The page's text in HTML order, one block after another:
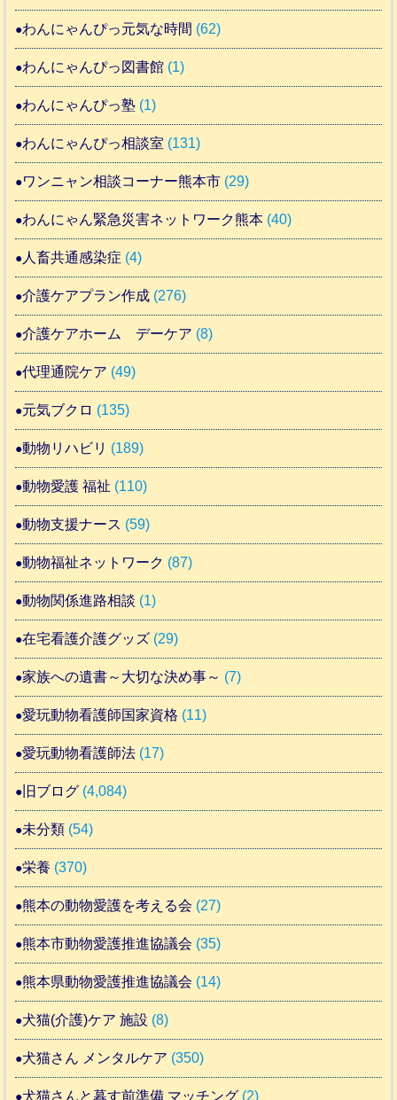
わんにゃんぴっ元気な時間 (62)
わんにゃんぴっ図書館 (1)
わんにゃんぴっ塾 (1)
わんにゃんぴっ相談室 (131)
ワンニャン相談コーナー熊本市 (29)
わんにゃん緊急災害ネットワーク熊本 (40)
人畜共通感染症 (4)
介護ケアプラン作成 (276)
介護ケアホーム デーケア (8)
代理通院ケア (49)
元気ブクロ (135)
動物リハビリ (189)
動物愛護 福祉 (110)
動物支援ナース (59)
動物福祉ネットワーク (87)
動物関係進路相談 (1)
在宅看護介護グッズ (29)
家族への遺書～大切な決め事～ (7)
愛玩動物看護師国家資格 (11)
愛玩動物看護師法 (17)
旧ブログ (4,084)
未分類 (54)
栄養 (370)
熊本の動物愛護を考える会 (27)
熊本市動物愛護推進協議会 (35)
熊本県動物愛護推進協議会 (14)
犬猫(介護)ケア 施設 (8)
犬猫さん メンタルケア (350)
犬猫さんと暮す前準備 マッチング (2)